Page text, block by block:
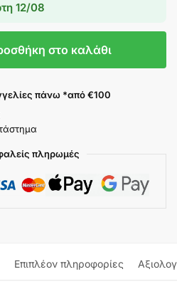
12/08
στο καλάθι
πάνω *από €100
πληρωμές
Επιπλέον πληροφορίες